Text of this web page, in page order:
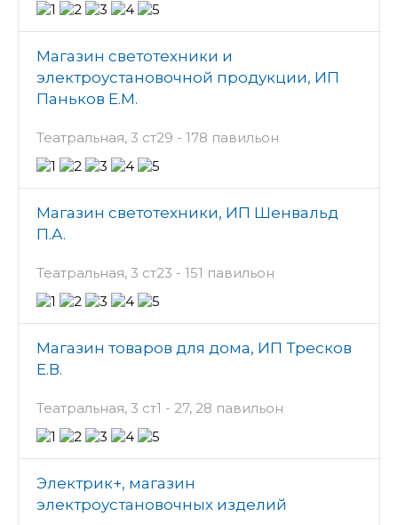
Магазин светотехники и
электроустановочной продукции, ИП
Паньков Е.М.
Театральная, 3 ст29 - 178 павильон
Магазин светотехники, ИП Шенвальд
П.А.
Театральная, 3 ст23 - 151 павильон
Магазин товаров для дома, ИП Тресков
Е.В.
Театральная, 3 ст1 - 27, 28 павильон
Электрик+, магазин
электроустановочных изделий